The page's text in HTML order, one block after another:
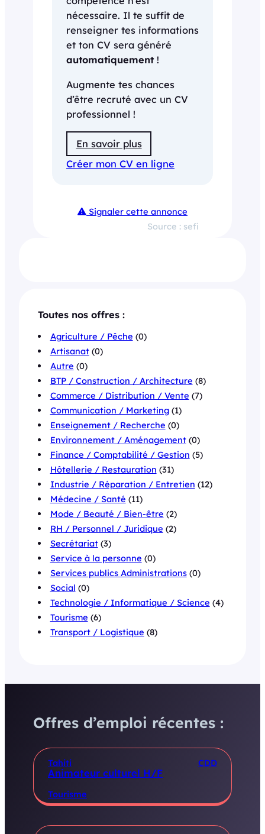
nécessaire. Il te suffit de
renseigner tes informations
et ton CV sera généré
automatiquement!
Augmente tes chances
d’être recruté avec un CV
professionnel !
En savoir plus
Créer mon CV en ligne
Signaler cette annonce
Source : sefi
Toutes nos offres :
Agriculture / Pêche (0)
Artisanat(0)
Autre (0)
BTP / Construction / Architecture (8)
Commerce / Distribution / Vente (7)
Communication / Marketing(1)
Enseignement / Recherche (0)
Environnement / Aménagement(0)
Finance / Comptabilité / Gestion (5)
Hôtellerie / Restauration (31)
Industrie / Réparation / Entretien (12)
Médecine / Santé (11)
Mode / Beauté / Bien-être (2)
RH / Personnel / Juridique (2)
Secrétariat(3)
Service à la personne (0)
Services publics Administrations(0)
Social (0)
Technologie / Informatique / Science (4)
Tourisme (6)
Transport / Logistique (8)
Offres d’emploi récentes :
Tahiti CDD
Animateur culturel H/F
Tourisme